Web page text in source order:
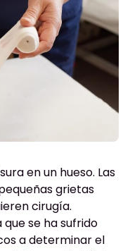
en un hueso. Las
grietas
cirugía.
se ha sufrido
a determinar el